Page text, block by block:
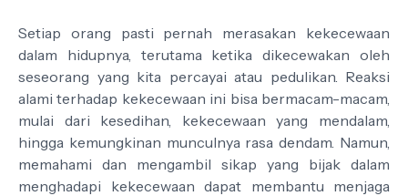
Setiap orang pasti pernah merasakan kekecewaan
dalam hidupnya, terutama ketika dikecewakan oleh
seseorang yang kita percayai atau pedulikan. Reaksi
alami terhadap kekecewaan ini bisa bermacam-macam,
mulai dari kesedihan, kekecewaan yang mendalam,
hingga kemungkinan munculnya rasa dendam. Namun,
memahami dan mengambil sikap yang bijak dalam
menghadapi kekecewaan dapat membantu menjaga